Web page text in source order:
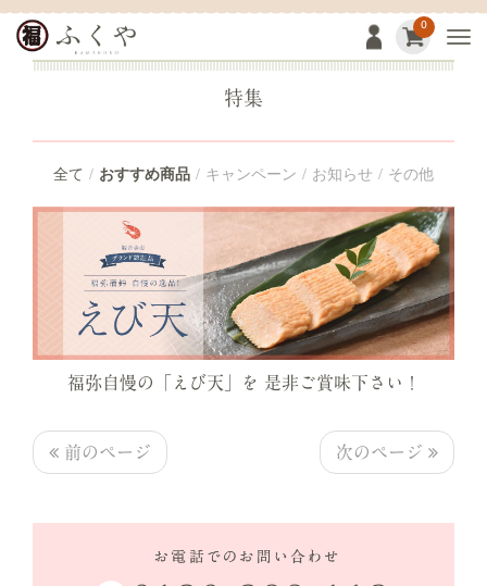
0
特集
全て おすすめ商品 キャンペーン お知らせ その他
福弥自慢の「えび天」を 是非ご賞味下さい！
前のページ 次のページ